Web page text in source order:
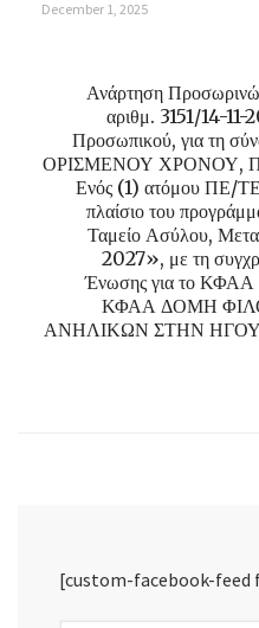
December 1, 2025
Ανάρτηση
αριθμ. 3151/14-
Προσωπικού, για τη
ΟΡΙΣΜΕΝΟΥ ΧΡΟΝΟΥ,
Ενός (1) ατόμου ΠΕ/ΤΕ
πλαίσιο του
Ταμείο Ασύλου,
2027», με τη
Ένωσης για το ΚΦΑΑ
ΚΦΑΑ ΔΟΜΗ
ΑΝΗΛΙΚΩΝ ΣΤΗΝ
[custom-facebook-feed